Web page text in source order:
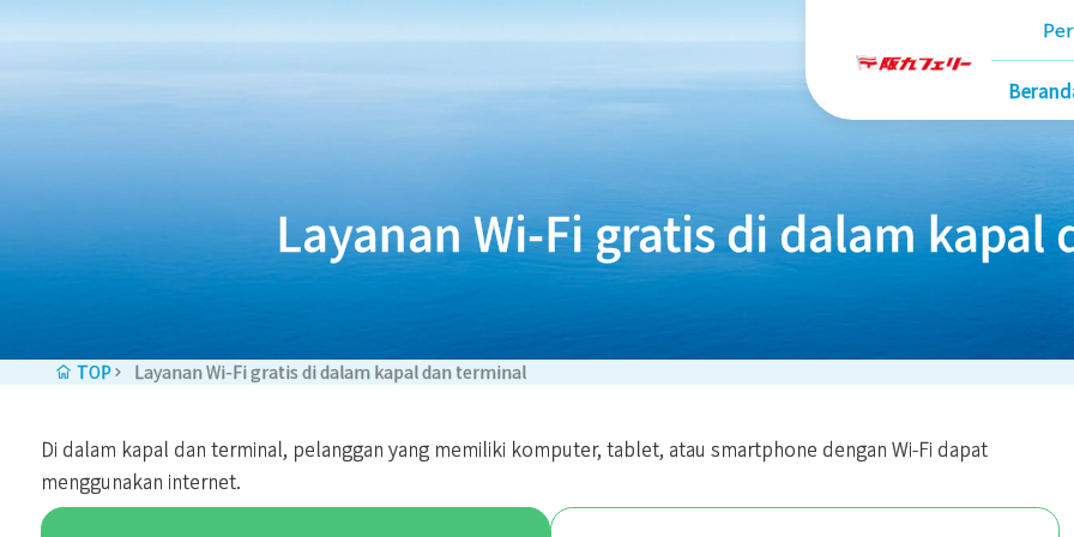
Layanan Wi-Fi gratis di dalam kapal
TOP Layanan Wi-Fi gratis di dalam kapal dan terminal
Di dalam kapal dan terminal, pelanggan yang memiliki komputer, tablet, atau smartphone dengan Wi-Fi dapat
menggunakan internet.